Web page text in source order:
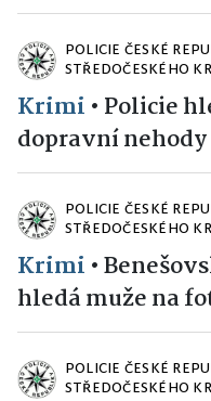
POLICIE ČESKÉ
STŘEDOČESKÉHO
Krimi • Policie
dopravní
POLICIE ČESKÉ
STŘEDOČESKÉHO
Krimi •
hledá muže na
POLICIE ČESKÉ
STŘEDOČESKÉHO